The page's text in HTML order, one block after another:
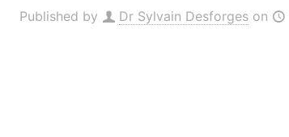
Published by Dr Sylvain Desforges on